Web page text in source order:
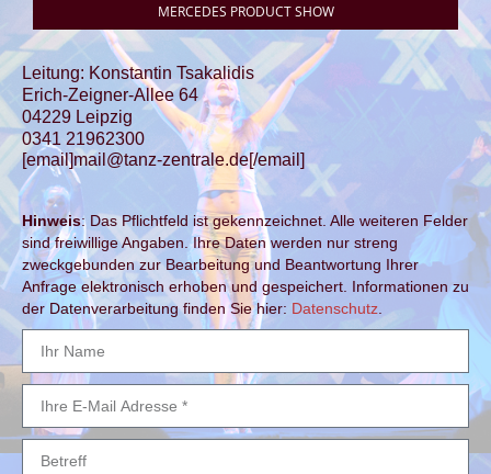
MERCEDES PRODUCT SHOW
Leitung: Konstantin Tsakalidis
Erich-Zeigner-Allee 64
04229 Leipzig
0341 21962300
[email]mail@tanz-zentrale.de[/email]
Hinweis: Das Pflichtfeld ist gekennzeichnet. Alle weiteren Felder
sind freiwillige Angaben. Ihre Daten werden nur streng
zweckgebunden zur Bearbeitung und Beantwortung Ihrer
Anfrage elektronisch erhoben und gespeichert. Informationen zu
der Datenverarbeitung finden Sie hier: Datenschutz